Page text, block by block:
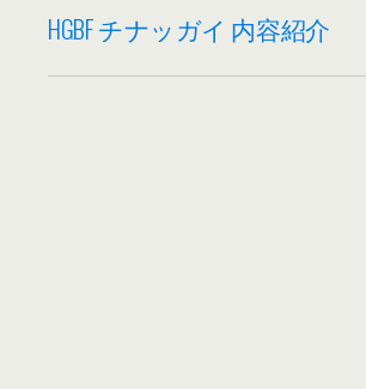
HGBF チナッガイ 内容紹介